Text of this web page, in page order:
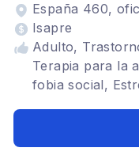
España 460,
Isapre
Adulto,
Terapia para la
fobia social,
Psicolaboral,